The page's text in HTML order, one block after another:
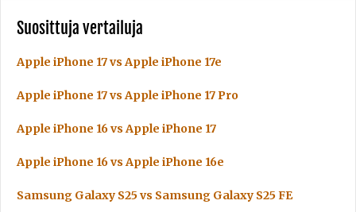
Suosittuja vertailuja
Apple iPhone 17 vs Apple iPhone 17e
Apple iPhone 17 vs Apple iPhone 17 Pro
Apple iPhone 16 vs Apple iPhone 17
Apple iPhone 16 vs Apple iPhone 16e
Samsung Galaxy S25 vs Samsung Galaxy S25 FE